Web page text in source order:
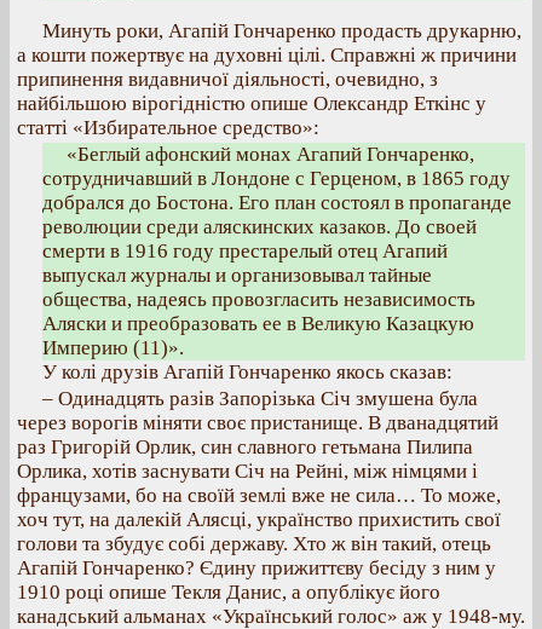
Минуть роки, Агапій Гончаренко продасть друкарню,
а кошти пожертвує на духовні цілі. Справжні ж причини
припинення видавничої діяльності, очевидно, з
найбільшою вірогідністю опише Олександр Еткінс у
статті «Избирательное средство»:
«Беглый афонский монах Агапий Гончаренко,
сотрудничавший в Лондоне с Герценом, в 1865 году
добрался до Бостона. Его план состоял в пропаганде
революции среди аляскинских казаков. До своей
смерти в 1916 году престарелый отец Агапий
выпускал журналы и организовывал тайные
общества, надеясь провозгласить независимость
Аляски и преобразовать ее в Великую Казацкую
Империю (11)».
У колі друзів Агапій Гончаренко якось сказав:
– Одинадцять разів Запорізька Січ змушена була
через ворогів міняти своє пристанище. В дванадцятий
раз Григорій Орлик, син славного гетьмана Пилипа
Орлика, хотів заснувати Січ на Рейні, між німцями і
французами, бо на своїй землі вже не сила… То може,
хоч тут, на далекій Алясці, українство прихистить свої
голови та збудує собі державу. Хто ж він такий, отець
Агапій Гончаренко? Єдину прижиттєву бесіду з ним у
1910 році опише Текля Данис, а опублікує його
канадський альманах «Український голос» аж у 1948-му.